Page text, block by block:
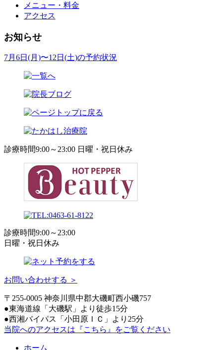
メニュー・料金
アクセス
お知らせ
7月6日(月)〜12日(土)の予約状況
診療時間9:00～23:00 日曜・祝日休み
診療時間9:00～23:00
日曜・祝日休み
お問い合わせする ＞
〒255-0005 神奈川県中郡大磯町西小磯757
●東海道線「大磯駅」より徒歩15分
●西湘バイパス「小田原ＩＣ」より25分
当院へのアクセスは 『こちら』 をご覧ください
ホーム